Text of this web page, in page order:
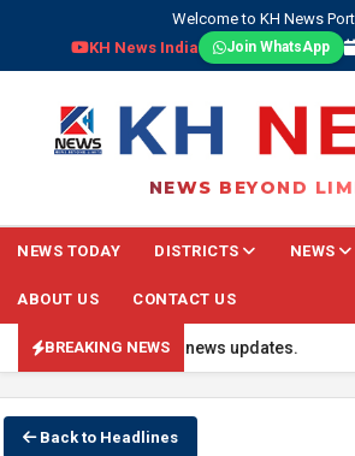
Welcome to KH News
KH News India
Join WhatsApp
NEWS BEYOND
NEWS TODAY DISTRICTS NEWS
ABOUT US CONTACT US
BREAKING NEWS
regularly for live news updates.
Back to Headlines